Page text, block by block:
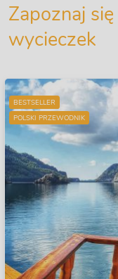
Zapoznaj
wycieczek
BESTSELLER
POLSKI PRZEWODNIK